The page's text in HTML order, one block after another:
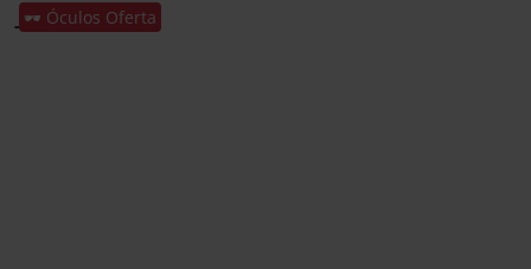
🕶️ Óculos Oferta